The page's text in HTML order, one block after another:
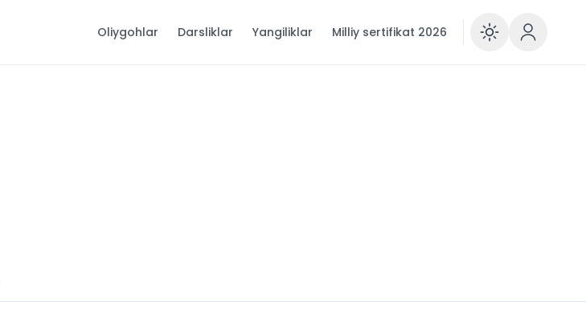
Oliygohlar Darsliklar Yangiliklar Milliy sertifikat 2026